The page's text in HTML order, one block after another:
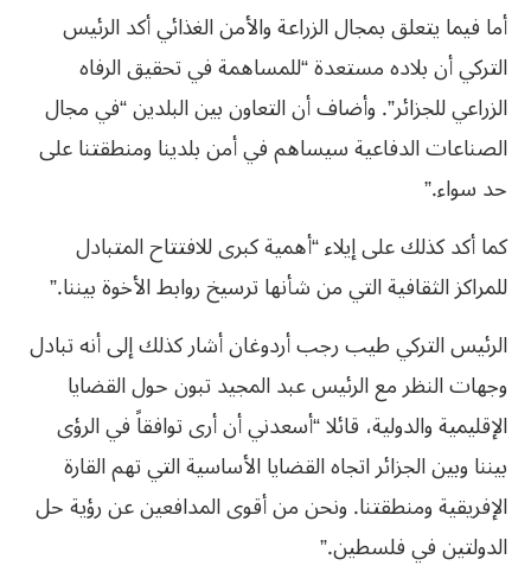
أما فيما يتعلق بمجال الزراعة والأمن الغذائي أكد الرئيس
التركي أن بلاده مستعدة “للمساهمة في تحقيق الرفاه
الزراعي للجزائر”. وأضاف أن التعاون بين البلدين “في مجال
الصناعات الدفاعية سيساهم في أمن بلدينا ومنطقتنا على
حد سواء.”
كما أكد كذلك على إيلاء “أهمية كبرى للافتتاح المتبادل
للمراكز الثقافية التي من شأنها ترسيخ روابط الأخوة بيننا.”
الرئيس التركي طيب رجب أردوغان أشار كذلك إلى أنه تبادل
وجهات النظر مع الرئيس عبد المجيد تبون حول القضايا
الإقليمية والدولية، قائلا “أسعدني أن أرى توافقاً في الرؤى
بيننا وبين الجزائر اتجاه القضايا الأساسية التي تهم القارة
الإفريقية ومنطقتنا. ونحن من أقوى المدافعين عن رؤية حل
الدولتين في فلسطين.”